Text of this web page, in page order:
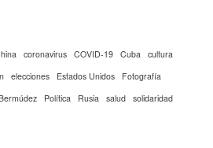
coronavirus COVID-19 Cuba
cultura
elecciones Estados Unidos
Fotografía
Política Rusia salud solidaridad